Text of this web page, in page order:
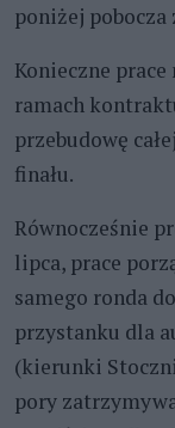
poniżej
Konieczne
ramach
przebudowę
finału.
Równocześnie
lipca, prace
samego ronda
przystanku dla
(kierunki
pory